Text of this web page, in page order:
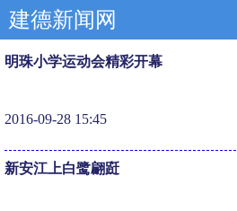
建德新闻网
明珠小学运动会精彩开幕
2016-09-28 15:45
新安江上白鹭翩跹